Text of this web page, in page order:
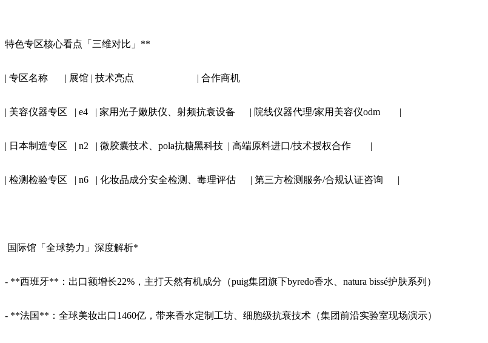
特色专区核心看点「三维对比」**
| 专区名称 | 展馆 | 技术亮点 | 合作商机
| 美容仪器专区 | e4 | 家用光子嫩肤仪、射频抗衰设备 | 院线仪器代理/家用美容仪odm |
| 日本制造专区 | n2 | 微胶囊技术、pola抗糖黑科技 | 高端原料进口/技术授权合作 |
| 检测检验专区 | n6 | 化妆品成分安全检测、毒理评估 | 第三方检测服务/合规认证咨询 |
国际馆「全球势力」深度解析*
- **西班牙**：出口额增长22%，主打天然有机成分（puig集团旗下byredo香水、natura bissé护肤系列）
- **法国**：全球美妆出口1460亿，带来香水定制工坊、细胞级抗衰技术（集团前沿实验室现场演示）